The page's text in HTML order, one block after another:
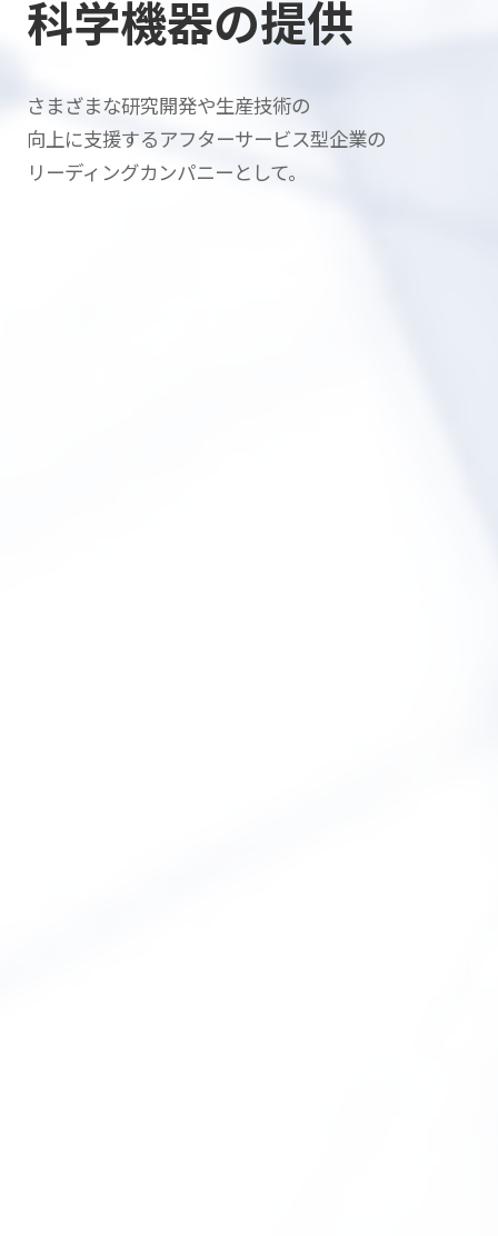
科学機器の提供
さまざまな研究開発や生産技術の
向上に支援するアフターサービス型企業の
リーディングカンパニーとして。